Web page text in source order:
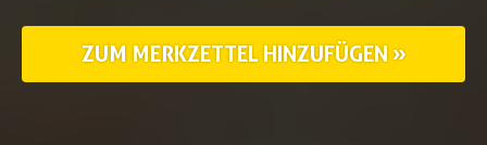
ZUM MERKZETTEL HINZUFÜGEN »